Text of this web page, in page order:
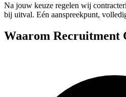
Na jouw keuze regelen wij
bij uitval. Eén aanspreekpunt,
Waarom Recruitment